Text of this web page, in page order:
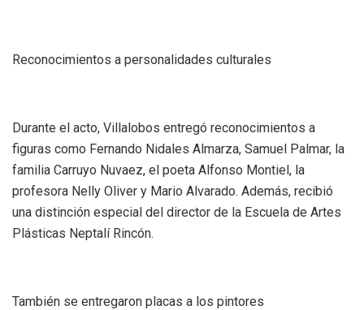
Reconocimientos a personalidades culturales
Durante el acto, Villalobos entregó reconocimientos a
figuras como Fernando Nidales Almarza, Samuel Palmar, la
familia Carruyo Nuvaez, el poeta Alfonso Montiel, la
profesora Nelly Oliver y Mario Alvarado. Además, recibió
una distinción especial del director de la Escuela de Artes
Plásticas Neptalí Rincón.
También se entregaron placas a los pintores